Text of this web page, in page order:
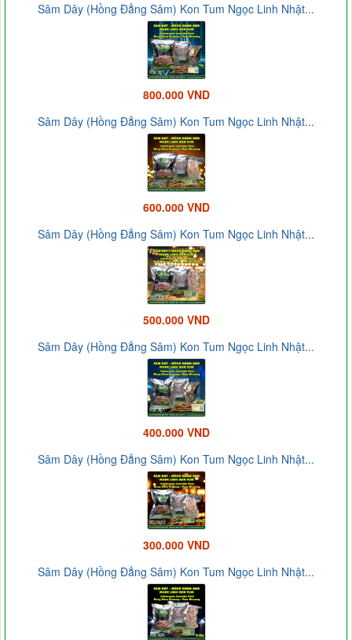
Sâm Dây (Hồng Đẳng Sâm) Kon Tum Ngọc Linh Nhật...
800.000 VND
Sâm Dây (Hồng Đẳng Sâm) Kon Tum Ngọc Linh Nhật...
600.000 VND
Sâm Dây (Hồng Đẳng Sâm) Kon Tum Ngọc Linh Nhật...
500.000 VND
Sâm Dây (Hồng Đẳng Sâm) Kon Tum Ngọc Linh Nhật...
400.000 VND
Sâm Dây (Hồng Đẳng Sâm) Kon Tum Ngọc Linh Nhật...
300.000 VND
Sâm Dây (Hồng Đẳng Sâm) Kon Tum Ngọc Linh Nhật...